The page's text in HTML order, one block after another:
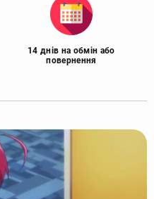
14 днів на обмін або
повернення